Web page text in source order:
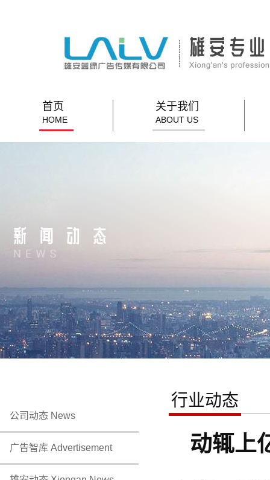
首页
HOME
关于我们
ABOUT US
公司动态 News
广告智库 Advertisement
行业动态
动辄上